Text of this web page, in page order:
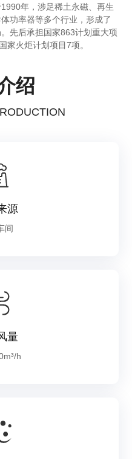
年，涉足稀土永磁、再生
功率器等多个行业，形成了
先后承担国家863计划重大项
家火炬计划项目7项。
绍
源
间
量
h